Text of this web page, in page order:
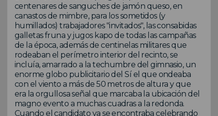
centenares de sanguches de jamón queso, en
canastos de mimbre, para los sometidos (y
humillados) trabajadores "invitados", las consabidas
galletas fruna y jugos kapo de todas las campañas
de la época, además de centinelas militares que
rodeaban el perímetro interior del recinto, se
incluía, amarrado a la techumbre del gimnasio, un
enorme globo publicitario del Sí el que ondeaba
con el viento a más de 50 metros de altura y que
era la orgullosa señal que marcaba la ubicación del
magno evento a muchas cuadras a la redonda.
Cuando el candidato ya se encontraba celebrando